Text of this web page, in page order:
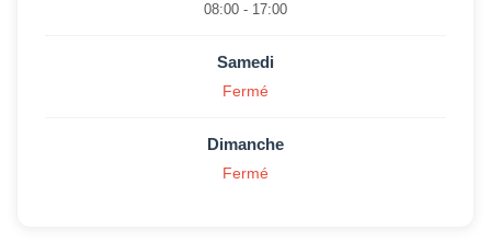
08:00 - 17:00
Samedi
Fermé
Dimanche
Fermé